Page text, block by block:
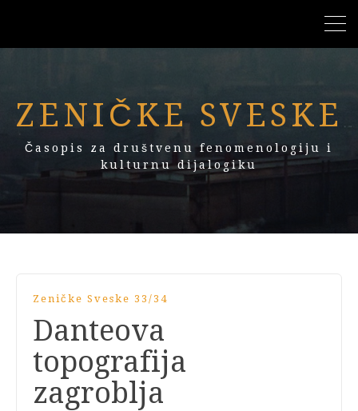
ZENIČKE SVESKE
Časopis za društvenu fenomenologiju i
kulturnu dijalogiku
Zeničke Sveske 33/34
Danteova
topografija
zagroblja